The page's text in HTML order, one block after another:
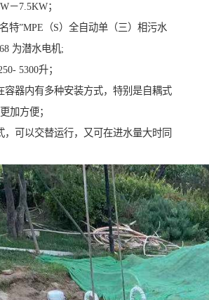
－7.5KW；
特”MPE（S）全自动单（三）相污水
为潜水电机;
5300升；
容器内有多种安装方式，特别是自耦式
加方便；
，可以交替运行，又可在进水量大时同